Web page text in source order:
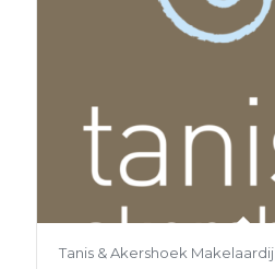
Tanis & Akershoek Makelaardij